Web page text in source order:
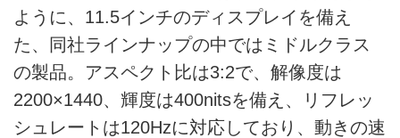
ように、11.5インチのディスプレイを備え
た、同社ラインナップの中ではミドルクラス
の製品。アスペクト比は3:2で、解像度は
2200×1440、輝度は400nitsを備え、リフレッ
シュレートは120Hzに対応しており、動きの速